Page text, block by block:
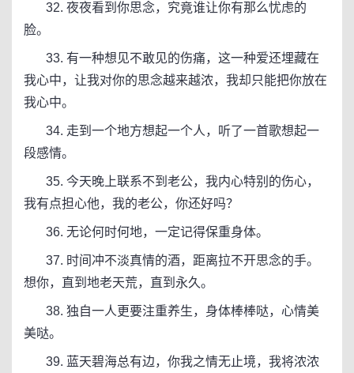
32. 夜夜看到你思念，究竟谁让你有那么忧虑的
脸。
33. 有一种想见不敢见的伤痛，这一种爱还埋藏在
我心中，让我对你的思念越来越浓，我却只能把你放在
我心中。
34. 走到一个地方想起一个人，听了一首歌想起一
段感情。
35. 今天晚上联系不到老公，我内心特别的伤心，
我有点担心他，我的老公，你还好吗？
36. 无论何时何地，一定记得保重身体。
37. 时间冲不淡真情的酒，距离拉不开思念的手。
想你，直到地老天荒，直到永久。
38. 独自一人更要注重养生，身体棒棒哒，心情美
美哒。
39. 蓝天碧海总有边，你我之情无止境，我将浓浓